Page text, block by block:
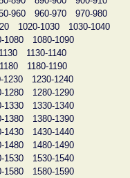
960 960-970
970-980
1020-1030
1030-1040
1080
1080-1090
1130-1140
1180-1190
1230
1230-1240
1280
1280-1290
1330
1330-1340
1380
1380-1390
1430
1430-1440
1480
1480-1490
1530
1530-1540
1580
1580-1590